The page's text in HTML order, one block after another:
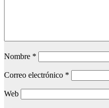
Nombre *
Correo electrónico *
Web